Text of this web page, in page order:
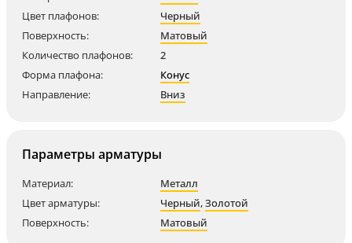
Цвет плафонов:
Черный
Поверхность:
Матовый
Количество плафонов:
2
Форма плафона:
Конус
Направление:
Вниз
Параметры арматуры
Материал:
Металл
Цвет арматуры:
Черный,Золотой
Поверхность:
Матовый